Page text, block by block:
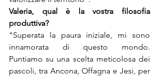
Valeria, qual è la vostra filosofia
produttiva?
"Superata la paura iniziale, mi sono
innamorata di questo mondo.
Puntiamo su una scelta meticolosa dei
pascoli, tra Ancona, Offagna e Jesi, per